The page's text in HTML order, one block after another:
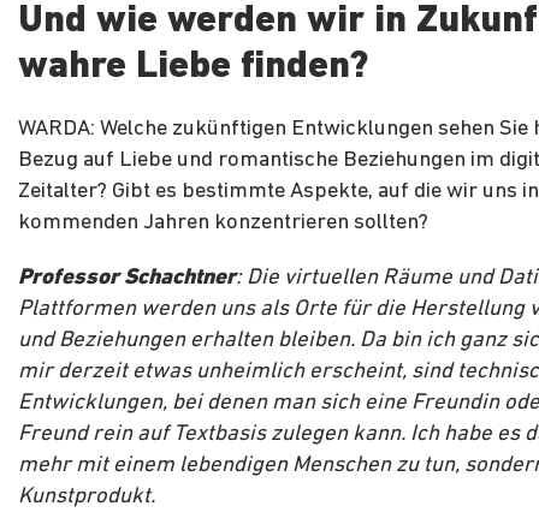
Und wie werden wir in
wahre Liebe finden?
WARDA: Welche zukünftigen Entwicklungen sehen Sie
Bezug auf Liebe und romantische Beziehungen im
Zeitalter? Gibt es bestimmte Aspekte, auf die wir uns
kommenden Jahren konzentrieren sollten?
Professor Schachtner: Die virtuellen Räume und
Plattformen werden uns als Orte für die Herstellung
und Beziehungen erhalten bleiben. Da bin ich ganz
mir derzeit etwas unheimlich erscheint, sind
Entwicklungen, bei denen man sich eine Freundin
Freund rein auf Textbasis zulegen kann. Ich habe es
mehr mit einem lebendigen Menschen zu tun,
Kunstprodukt.